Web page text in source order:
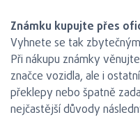
Známku kupujte přes
Vyhnete se tak
Při nákupu známky
značce vozidla, ale i
překlepy nebo špatně
nejčastější důvody